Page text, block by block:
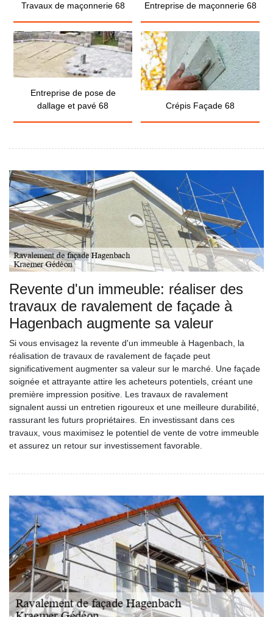
Travaux de maçonnerie 68 Entreprise de maçonnerie 68
Entreprise de pose de
dallage et pavé 68
Crépis Façade 68
Revente d'un immeuble: réaliser des
travaux de ravalement de façade à
Hagenbach augmente sa valeur
Si vous envisagez la revente d'un immeuble à Hagenbach, la
réalisation de travaux de ravalement de façade peut
significativement augmenter sa valeur sur le marché. Une façade
soignée et attrayante attire les acheteurs potentiels, créant une
première impression positive. Les travaux de ravalement
signalent aussi un entretien rigoureux et une meilleure durabilité,
rassurant les futurs propriétaires. En investissant dans ces
travaux, vous maximisez le potentiel de vente de votre immeuble
et assurez un retour sur investissement favorable.